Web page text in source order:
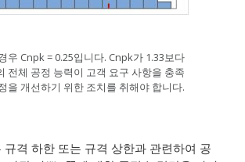
우 Cnpk = 0.25입니다. Cnpk가 1.33보다
전체 공정 능력이 고객 요구 사항을 충족
을 개선하기 위한 조치를 취해야 합니다.
규격 하한 또는 규격 상한과 관련하여 공